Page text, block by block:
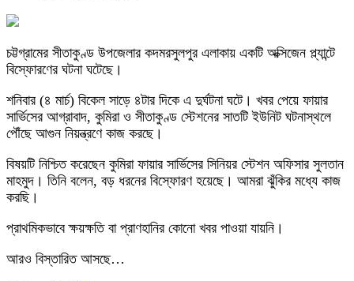
চট্টগ্রামের সীতাকুণ্ড উপজেলার কদমরসুলপুর এলাকায় একটি অক্সিজেন প্ল্যান্টে
বিস্ফোরণের ঘটনা ঘটেছে।
শনিবার (৪ মার্চ) বিকেল সাড়ে ৪টার দিকে এ দুর্ঘটনা ঘটে। খবর পেয়ে ফায়ার
সার্ভিসের আগ্রাবাদ, কুমিরা ও সীতাকুণ্ড স্টেশনের সাতটি ইউনিট ঘটনাস্থলে
পৌঁছে আগুন নিয়ন্ত্রণে কাজ করছে।
বিষয়টি নিশ্চিত করেছেন কুমিরা ফায়ার সার্ভিসের সিনিয়র স্টেশন অফিসার সুলতান
মাহমুদ। তিনি বলেন, বড় ধরনের বিস্ফোরণ হয়েছে। আমরা ঝুঁকির মধ্যে কাজ
করছি।
প্রাথমিকভাবে ক্ষয়ক্ষতি বা প্রাণহানির কোনো খবর পাওয়া যায়নি।
আরও বিস্তারিত আসছে…